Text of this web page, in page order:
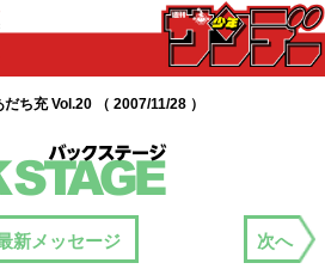
WEBサンデー
充 Vol.20 （ 2007/11/28 ）
ジ
新メッセージ 次へ